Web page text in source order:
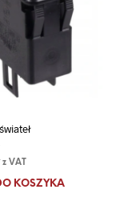
z VAT
KOSZYKA